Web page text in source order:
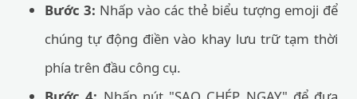
Bước 3: Nhấp vào các thẻ biểu tượng emoji để
chúng tự động điền vào khay lưu trữ tạm thời
phía trên đầu công cụ.